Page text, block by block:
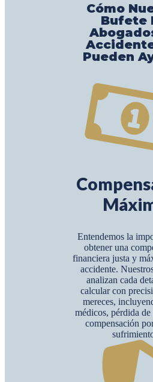
Cómo
Bufete
Pueden
Entendemos la
obtener una
financiera justa y
accidente.
analizan cada
calcular con
mereces,
médicos, pérdida
compensación